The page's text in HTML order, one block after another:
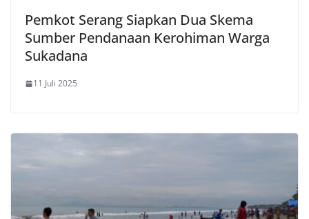
Pemkot Serang Siapkan Dua Skema
Sumber Pendanaan Kerohiman Warga
Sukadana
11 Juli 2025